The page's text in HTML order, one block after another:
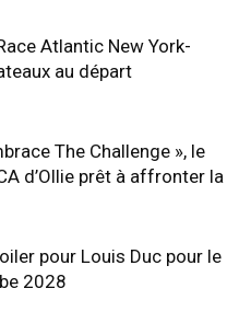
Atlantic New York-
au départ
The Challenge », le
d’Ollie prêt à affronter la
pour Louis Duc pour le
2028